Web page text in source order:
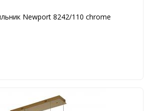
Newport 8242/110 chrome